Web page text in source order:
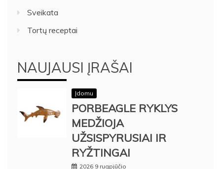
Sveikata
Tortų receptai
NAUJAUSI ĮRAŠAI
Įdomu
PORBEAGLE RYKLYS
MEDŽIOJA
UŽSISPYRUSIAI IR
RYŽTINGAI
2026 9 rugpjūčio